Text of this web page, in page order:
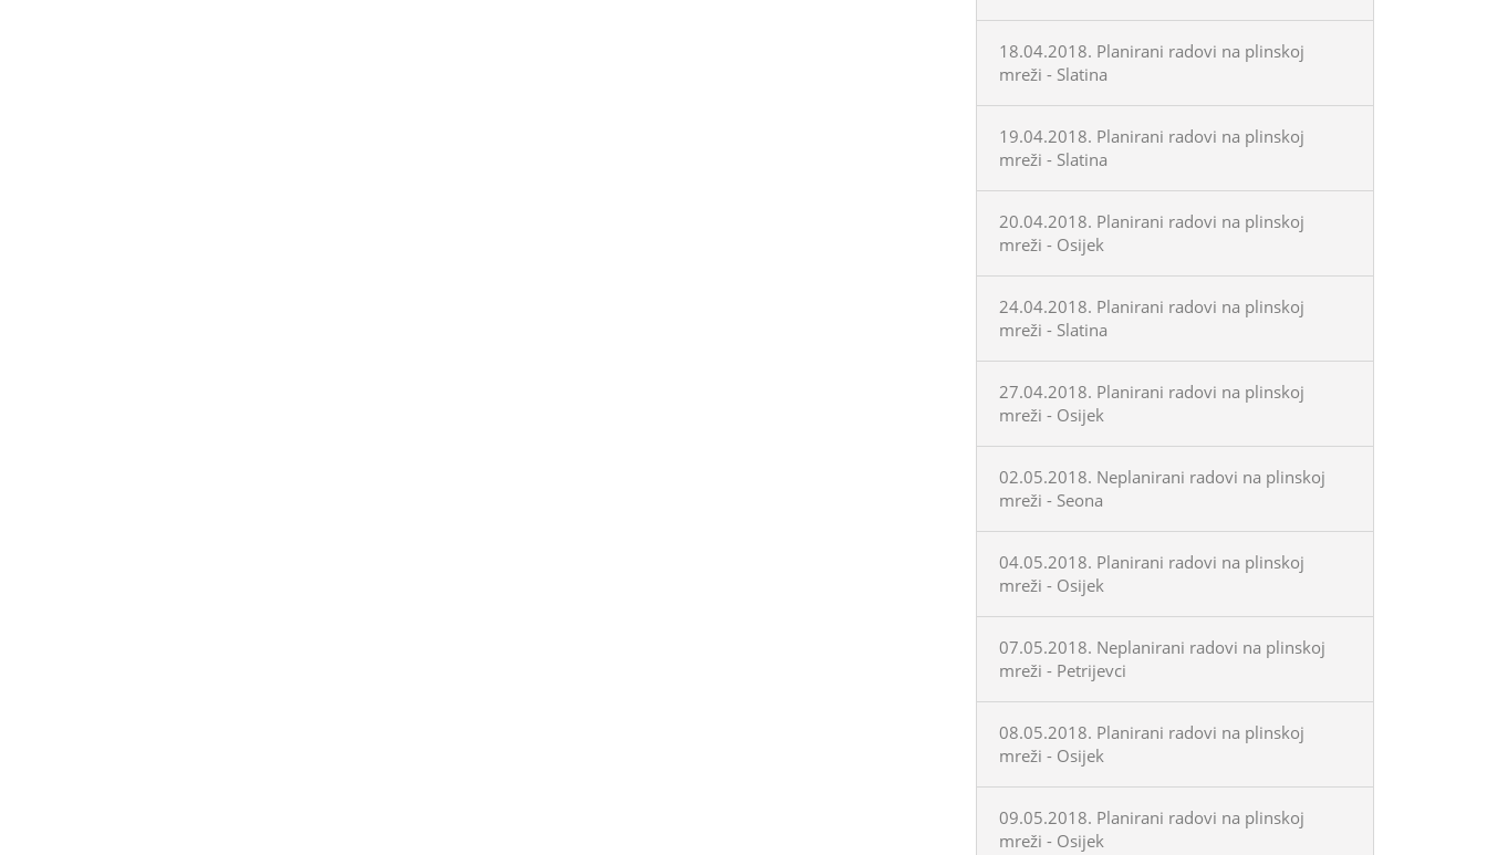
18.04.2018. Planirani radovi na plinskoj
mreži - Slatina
19.04.2018. Planirani radovi na plinskoj
mreži - Slatina
20.04.2018. Planirani radovi na plinskoj
mreži - Osijek
24.04.2018. Planirani radovi na plinskoj
mreži - Slatina
27.04.2018. Planirani radovi na plinskoj
mreži - Osijek
02.05.2018. Neplanirani radovi na plinskoj
mreži - Seona
04.05.2018. Planirani radovi na plinskoj
mreži - Osijek
07.05.2018. Neplanirani radovi na plinskoj
mreži - Petrijevci
08.05.2018. Planirani radovi na plinskoj
mreži - Osijek
09.05.2018. Planirani radovi na plinskoj
mreži - Osijek